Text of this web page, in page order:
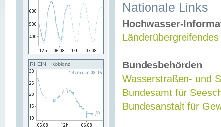
RHEIN - Koblenz
Nationale Links
Hochwasser-
Bundesbehörden
Wasserstraßen- und
Bundesamt für
Bundesanstalt für